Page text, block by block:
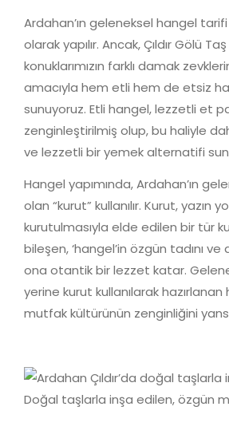
Ardahan’ın geleneksel hangel
olarak yapılır. Ancak, Çıldır Gölü
konuklarımızın farklı damak
amacıyla hem etli hem de etsiz
sunuyoruz. Etli hangel, lezzetli et
zenginleştirilmiş olup, bu haliyle
ve lezzetli bir yemek alternatifi
Hangel yapımında, Ardahan’ın
olan “kurut” kullanılır. Kurut, yazın
kurutulmasıyla elde edilen bir tür
bileşen, ‘hangel’in özgün tadını
ona otantik bir lezzet katar.
yerine kurut kullanılarak
mutfak kültürünün zenginliğini
Doğal taşlarla inşa edilen, özgün